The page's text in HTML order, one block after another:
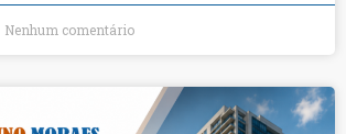
Nenhum comentário